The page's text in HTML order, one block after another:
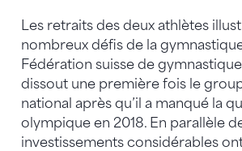
Les retraits des deux athlètes
nombreux défis de la
Fédération suisse de
dissout une première fois le
national après qu’il a manqué la
olympique en 2018. En parallèle
investissements considérables